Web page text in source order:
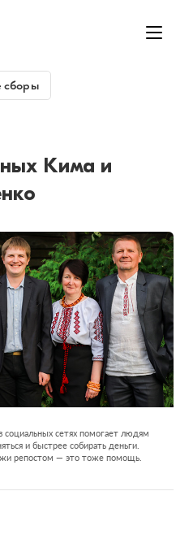
сборы
Кима и
социальных сетях помогает людям
и быстрее собирать деньги.
репостом — это тоже помощь.